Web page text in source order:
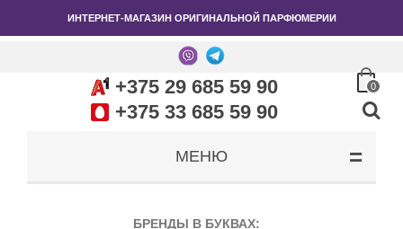
ИНТЕРНЕТ-МАГАЗИН ОРИГИНАЛЬНОЙ ПАРФЮМЕРИИ
+375 29 685 59 90
+375 33 685 59 90
0
МЕНЮ
БРЕНДЫ В БУКВАХ: